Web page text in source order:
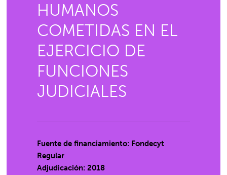
HUMANOS
COMETIDAS EN EL
EJERCICIO DE
FUNCIONES
JUDICIALES
Fuente de financiamiento: Fondecyt
Regular
Adjudicación: 2018